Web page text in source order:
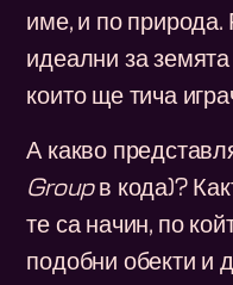
име, и по природа.
идеални за
които ще тича
А какво
Groupв кода)?
те са начин, по
подобни обекти и